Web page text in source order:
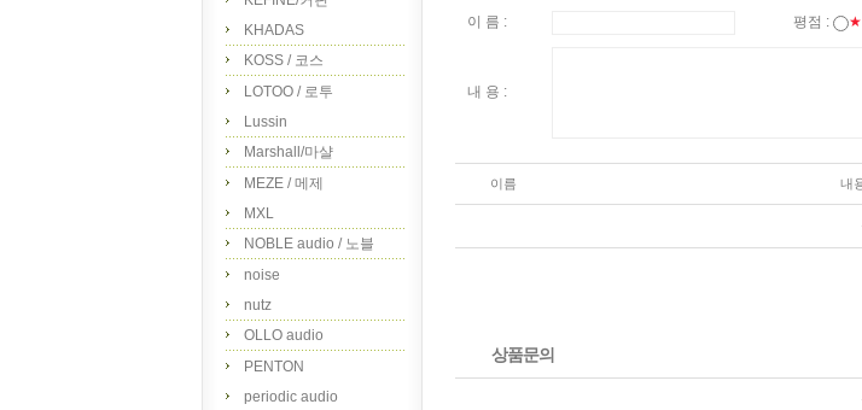
KHADAS
KOSS / 코스
LOTOO / 로투
Lussin
Marshall/마샬
MEZE / 메제
MXL
NOBLE audio / 노블
noise
nutz
OLLO audio
PENTON
periodic audio
이 름 : 평점 : ★
내 용 :
이름 내
상품문의